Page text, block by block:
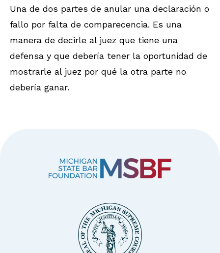
Una de dos partes de anular una declaración o
fallo por falta de comparecencia. Es una
manera de decirle al juez que tiene una
defensa y que debería tener la oportunidad de
mostrarle al juez por qué la otra parte no
debería ganar.